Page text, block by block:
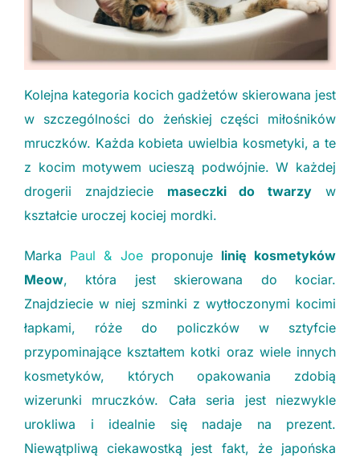
Kolejna kategoria kocich gadżetów skierowana jest
w szczególności do żeńskiej części miłośników
mruczków. Każda kobieta uwielbia kosmetyki, a te
z kocim motywem ucieszą podwójnie. W każdej
drogerii znajdziecie maseczki do twarzy w
kształcie uroczej kociej mordki.
Marka Paul & Joeproponuje linię kosmetyków
Meow, która jest skierowana do kociar.
Znajdziecie w niej szminki z wytłoczonymi kocimi
łapkami, róże do policzków w sztyfcie
przypominające kształtem kotki oraz wiele innych
kosmetyków, których opakowania zdobią
wizerunki mruczków. Cała seria jest niezwykle
urokliwa i idealnie się nadaje na prezent.
Niewątpliwą ciekawostką jest fakt, że japońska